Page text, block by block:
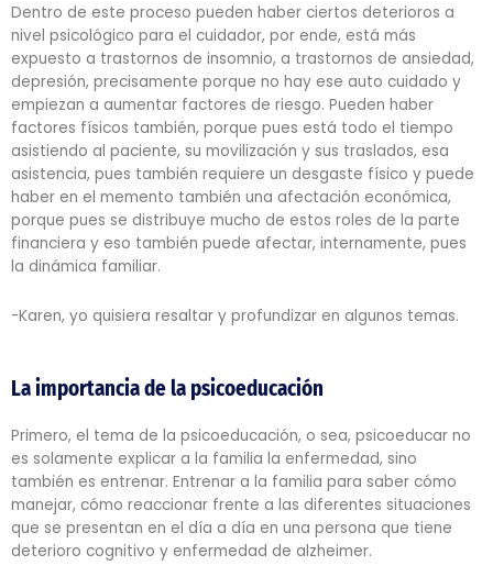
Dentro de este proceso pueden haber ciertos deterioros a
nivel psicológico para el cuidador, por ende, está más
expuesto a trastornos de insomnio, a trastornos de ansiedad,
depresión, precisamente porque no hay ese auto cuidado y
empiezan a aumentar factores de riesgo. Pueden haber
factores físicos también, porque pues está todo el tiempo
asistiendo al paciente, su movilización y sus traslados, esa
asistencia, pues también requiere un desgaste físico y puede
haber en el memento también una afectación económica,
porque pues se distribuye mucho de estos roles de la parte
financiera y eso también puede afectar, internamente, pues
la dinámica familiar.
-Karen, yo quisiera resaltar y profundizar en algunos temas.
La importancia de la psicoeducación
Primero, el tema de la psicoeducación, o sea, psicoeducar no
es solamente explicar a la familia la enfermedad, sino
también es entrenar. Entrenar a la familia para saber cómo
manejar, cómo reaccionar frente a las diferentes situaciones
que se presentan en el día a día en una persona que tiene
deterioro cognitivo y enfermedad de alzheimer.